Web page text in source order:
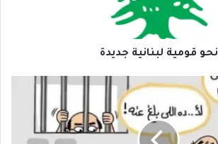
نحو قومية لبنانية جديدة